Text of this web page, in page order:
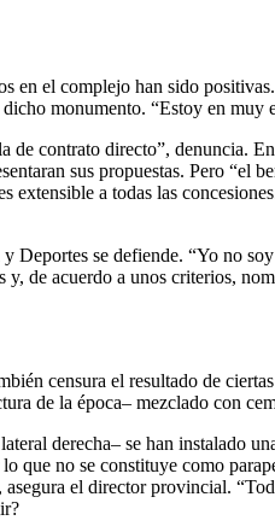
en el complejo han sido
monumento. “Estoy en
contrato directo”, denuncia.
sus propuestas. Pero
a todas las
se defiende. “Yo no
de acuerdo a unos criterios,
censura el resultado de
de la época– mezclado con
derecha– se han instalado
que no se constituye como
el director provincial.